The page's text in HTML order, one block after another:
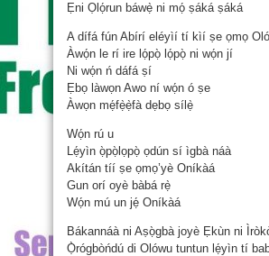
Ẹni Ọlọ́run báwẹ̀ ni mọ́ ṣáká ṣáká
A dífá fún Abírí eléyìí tí kìí ṣe ọmọ
Àwọ́n le rí ire lọ́pọ̀ lọ́pọ̀ ni wọ́n jí
Ni wọ́n ń dáfá ṣí
Ẹbọ làwọn Awo ní wọ́n ó ṣe
Àwọn mẹ́fẹ̀ẹ̀fà dẹbọ sílẹ̀
Wọ́n rú u
Lẹ́yìn ọ̀pọ̀lọpọ̀ ọdún sí ìgbà náà
Akítán tíí ṣe ọmọ’yè Oníkàá
Gun orí oyè bàbá rẹ̀
Wọ́n mú un jẹ́ Oníkàá
Bákannáà ni Aṣọ̀gbà joyè Ẹkùn ni
Ọ̀rógbòńdú di Olówu tuntun lẹ́yìn tí